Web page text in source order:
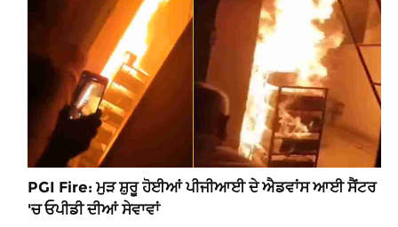
PGI Fire: ਮੁੜ ਸ਼ੁਰੂ ਹੋਈਆਂ ਪੀਜੀਆਈ ਦੇ ਐਡਵਾਂਸ ਆਈ ਸੈਂਟਰ
'ਚ ਓਪੀਡੀ ਦੀਆਂ ਸੇਵਾਵਾਂ